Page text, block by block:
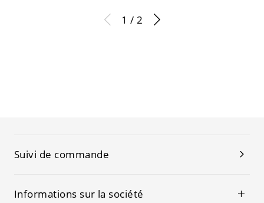
1 / 2
Suivi de commande
Informations sur la société